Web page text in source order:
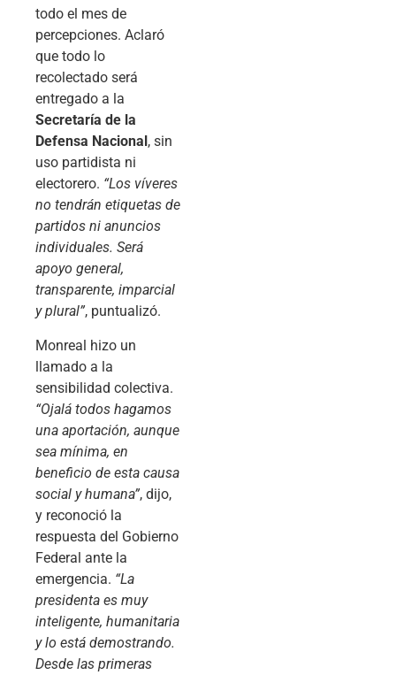
todo el mes de
percepciones. Aclaró
que todo lo
recolectado será
entregado a la
Secretaría de la
Defensa Nacional , sin
uso partidista ni
electorero. “Los víveres
no tendrán etiquetas de
partidos ni anuncios
individuales. Será
apoyo general,
transparente, imparcial
y plural”, puntualizó.
Monreal hizo un
llamado a la
sensibilidad colectiva.
“Ojalá todos hagamos
una aportación, aunque
sea mínima, en
beneficio de esta causa
social y humana”, dijo,
y reconoció la
respuesta del Gobierno
Federal ante la
emergencia. “La
presidenta es muy
inteligente, humanitaria
y lo está demostrando.
Desde las primeras